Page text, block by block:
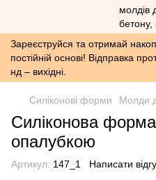
Зареєструйся та отримай
постійній основі! Відправка
нд – вихідні.
Силіконові форми Молди
Силіконова форма
опалубкою
Артикул: 147_1 Написати